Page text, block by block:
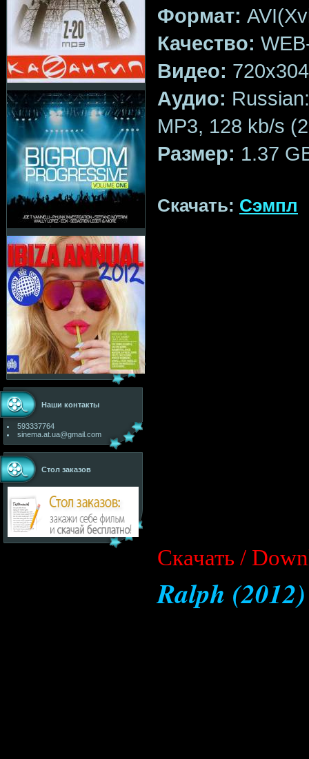
Наши контакты
593337764
sinema.at.ua@gmail.com
Стол заказов
Формат:
Качество:
Видео:
Аудио:
MP3, 128 kb/s
Размер: 1.37
Скачать: Сэмпл
Cкачать /
Ralph